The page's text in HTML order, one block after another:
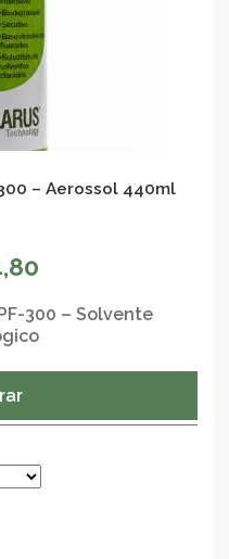
– Aerossol 440ml
300 – Solvente